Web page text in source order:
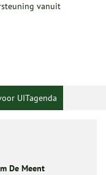
vanuit
UITagenda
De Meent